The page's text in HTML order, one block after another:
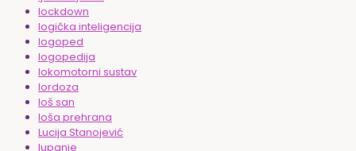
lockdown
logička inteligencija
logoped
logopedija
lokomotorni sustav
lordoza
loš san
loša prehrana
Lucija Stanojević
lupanje